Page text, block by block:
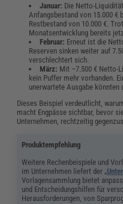
Januar: Die Netto-
Anfangsbestand von 15.000 €
Restbestand von 10.000 €.
Monatsentwicklung bereits
Februar: Erneut ist die
Reserven sinken weiter auf
verschlechtert sich.
März: Mit –7.500 € Netto-
kein Puffer mehr vorhanden.
unerwartete Ausgabe könnten
Dieses Beispiel verdeutlicht,
macht Engpässe sichtbar, bevor
Unternehmen, rechtzeitig
Produktempfehlung
Weitere Rechenbeispiele und
im Unternehmen liefert der „
Vorlagensammlung bietet
und Entscheidungshilfen für
Herausforderungen, von